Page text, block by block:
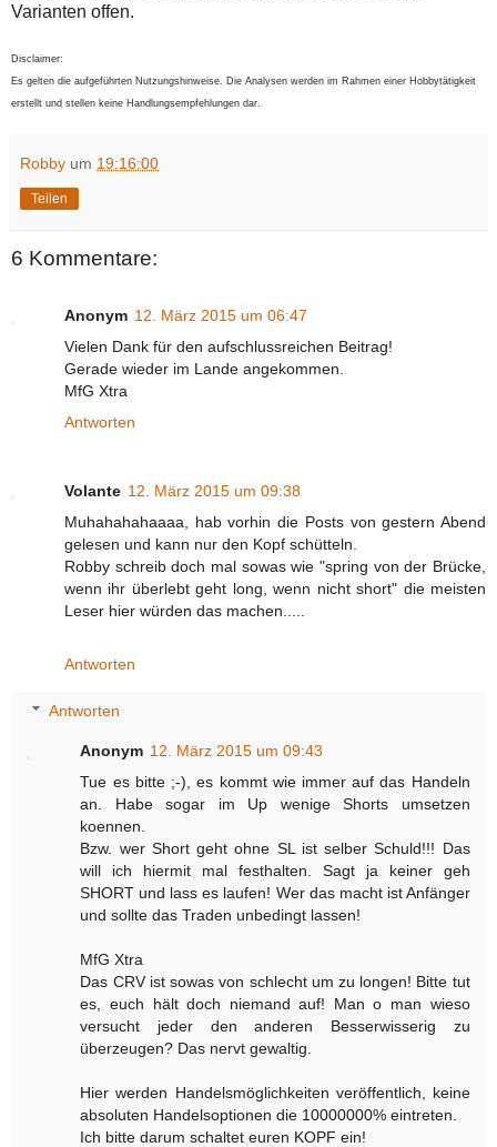
Varianten offen.
Disclaimer:
Es gelten die aufgeführten Nutzungshinweise. Die Analysen werden im Rahmen einer Hobbytätigkeit
erstellt und stellen keine Handlungsempfehlungen dar.
Robby um 19:16:00
Teilen
6 Kommentare:
Anonym 12. März 2015 um 06:47
Vielen Dank für den aufschlussreichen Beitrag!
Gerade wieder im Lande angekommen.
MfG Xtra
Antworten
Volante 12. März 2015 um 09:38
Muhahahahaaaa, hab vorhin die Posts von gestern Abend
gelesen und kann nur den Kopf schütteln.
Robby schreib doch mal sowas wie "spring von der Brücke,
wenn ihr überlebt geht long, wenn nicht short" die meisten
Leser hier würden das machen.....
Antworten
Antworten
Anonym 12. März 2015 um 09:43
Tue es bitte ;-), es kommt wie immer auf das Handeln
an. Habe sogar im Up wenige Shorts umsetzen
koennen.
Bzw. wer Short geht ohne SL ist selber Schuld!!! Das
will ich hiermit mal festhalten. Sagt ja keiner geh
SHORT und lass es laufen! Wer das macht ist Anfänger
und sollte das Traden unbedingt lassen!
MfG Xtra
Das CRV ist sowas von schlecht um zu longen! Bitte tut
es, euch hält doch niemand auf! Man o man wieso
versucht jeder den anderen Besserwisserig zu
überzeugen? Das nervt gewaltig.
Hier werden Handelsmöglichkeiten veröffentlich, keine
absoluten Handelsoptionen die 10000000% eintreten.
Ich bitte darum schaltet euren KOPF ein!